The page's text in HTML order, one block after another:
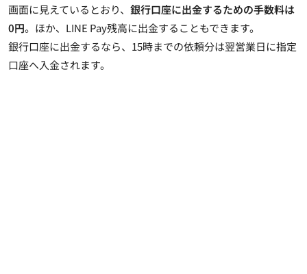
画面に見えているとおり、 銀行口座に出金するための手数料は
0円。ほか、LINE Pay残高に出金することもできます。
銀行口座に出金するなら、15時までの依頼分は翌営業日に指定
口座へ入金されます。